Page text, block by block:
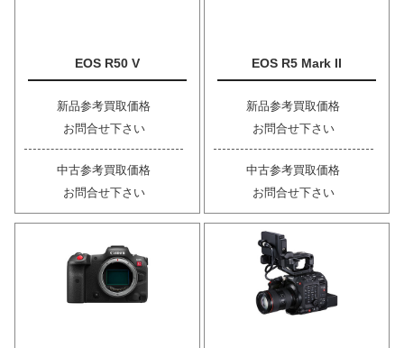
EOS R50 V
新品参考買取価格
お問合せ下さい
中古参考買取価格
お問合せ下さい
EOS R5 Mark II
新品参考買取価格
お問合せ下さい
中古参考買取価格
お問合せ下さい